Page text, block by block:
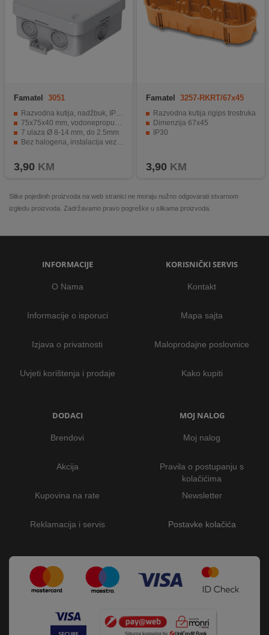
Famatel 3051
Razvodna kutija, nadžbuk, IP55
75x75x40 mm, vodonepropusna
7 ulaza Ø 8-14 mm, do 2.5mm
Bez halogena, instalacija vezicama i šarafljenjem
3,90 KM
Famatel 3257-RKRT/67x45
Razvodna kutija rigips trostruka
Dimenzija 67x45
IP30
3,90 KM
Slike pojedinih proizvoda na web stranici ne moraju nužno odgovarati stvarnom
izgledu proizvoda. Zadržavamo pravo pogreške u slikama proizvoda.
INFORMACIJE
O Nama
Informacije o isporuci
Izjava o privatnosti
Uvjeti korištenja i prodaje
KORISNIČKI SERVIS
Kontakt
Mapa sajta
Maloprodajne poslovnice
Kako kupiti
DODACI
Brendovi
Akcija
Kupovina na rate
Reklamacija i servis
MOJ NALOG
Moj nalog
Pravila o postupanju s
kolačićima
Newsletter
Postavke kolačića